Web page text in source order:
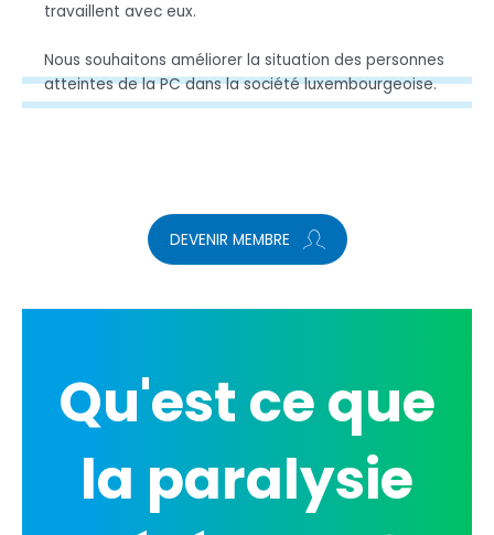
travaillent avec eux.
Nous souhaitons améliorer la situation des personnes
atteintes de la PC dans la société luxembourgeoise.
DEVENIR MEMBRE
Qu'est ce que
la paralysie